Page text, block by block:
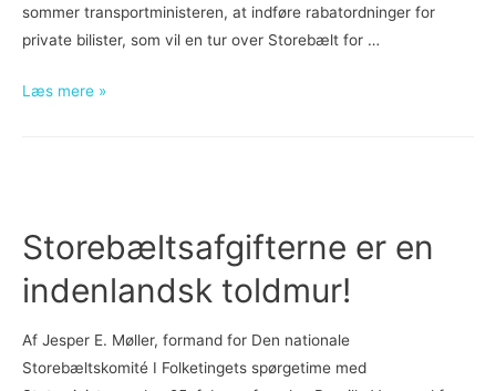
sommer transportministeren, at indføre rabatordninger for
private bilister, som vil en tur over Storebælt for …
Hvorfor
køre
til
end
på
Læs mere »
Storebæltsafgifterne er en
indenlandsk toldmur!
Af Jesper E. Møller, formand for Den nationale
Storebæltskomité I Folketingets spørgetime med